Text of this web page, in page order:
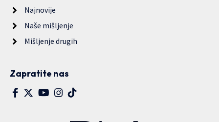
Najnovije
Naše mišljenje
Mišljenje drugih
Zapratite nas